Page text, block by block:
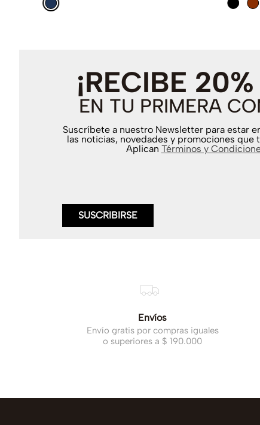
¡RECIBE
EN TU PRIMERA
Suscríbete a nuestro Newsletter para estar
las noticias, novedades y promociones que
Aplican Términos y
SUSCRIBIRSE
Envíos
Envío gratis por compras iguales
o superiores a $ 190.000